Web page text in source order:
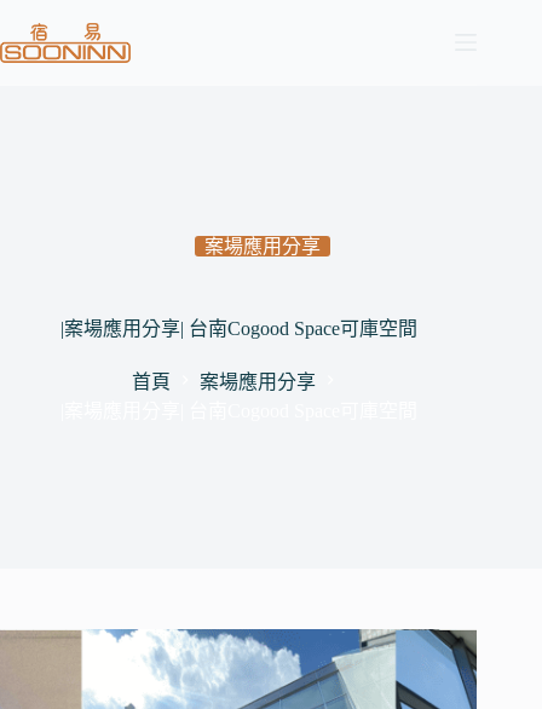
至
案場應用分享
|案場應用分享| 台南Cogood Space可庫空間
首頁
案場應用分享